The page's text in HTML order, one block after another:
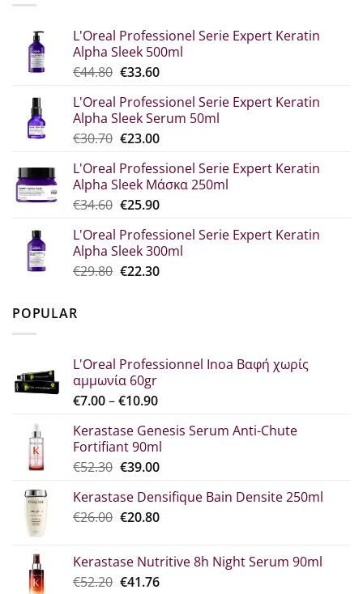
L'Oreal Professionel Serie Expert Keratin
Alpha Sleek 500ml
€44.80 Original
was:
€44.80.
€33.60Η
τιμή
είναι:
€33.60.
L'Oreal Professionel Serie Expert Keratin
Alpha Sleek Serum 50ml
€30.70 Original
was:
€30.70.
€23.00Η
τιμή
είναι:
€23.00.
L'Oreal Professionel Serie Expert Keratin
Alpha Sleek Μάσκα 250ml
€34.60 Original
was:
€34.60.
€25.90Η
τιμή
είναι:
€25.90.
L'Oreal Professionel Serie Expert Keratin
Alpha Sleek 300ml
€29.80 Original
€22.30Η
POPULAR
L'Oreal Professionnel Inoa Βαφή χωρίς
αμμωνία 60gr
€7.00–€10.90Price
€7.00
through
€10.90
Kerastase Genesis Serum Anti-Chute
Fortifiant 90ml
€52.30 Original
was:
€52.30.
€39.00Η
τιμή
είναι:
Kerastase Densifique Bain Densite 250ml
€26.00 Original
€26.00.
€20.80Η
είναι:
€20.80.
Kerastase Nutritive 8h Night Serum 90ml
€52.20 Original
€41.76Η